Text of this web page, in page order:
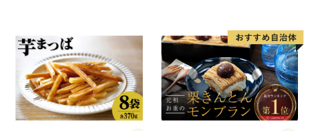
誕生日 カップ 詰め合わせ バ
ラエティ | バニラ チョコレー
ト ストロベリー ピスタチオ
バニラ＆クッキー ウベ 沖縄
紅イモ 塩ちんすこう 沖縄シ
ークヮーサー 沖縄黒糖 琉球
ロイヤルミルクティ 沖縄パ
イン
道産アイス 道産アイスクリ
ーム ギフト 詰合せ 詰め合わ
せ ふるさと納税 ）